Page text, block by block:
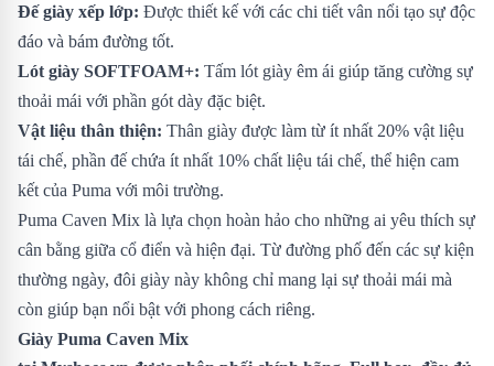
Đế giày xếp lớp: Được thiết kế với các chi tiết vân nổi tạo sự độc
đáo và bám đường tốt.
Lót giày SOFTFOAM+: Tấm lót giày êm ái giúp tăng cường sự
thoải mái với phần gót dày đặc biệt.
Vật liệu thân thiện: Thân giày được làm từ ít nhất 20% vật liệu
tái chế, phần đế chứa ít nhất 10% chất liệu tái chế, thể hiện cam
kết của Puma với môi trường.
Puma Caven Mix là lựa chọn hoàn hảo cho những ai yêu thích sự
cân bằng giữa cổ điển và hiện đại. Từ đường phố đến các sự kiện
thường ngày, đôi giày này không chỉ mang lại sự thoải mái mà
còn giúp bạn nổi bật với phong cách riêng.
Giày Puma Caven Mix